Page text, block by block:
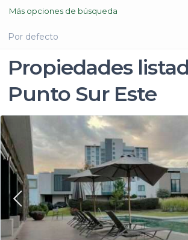
Más opciones de búsqueda
Por defecto
Propiedades
Punto Sur Este